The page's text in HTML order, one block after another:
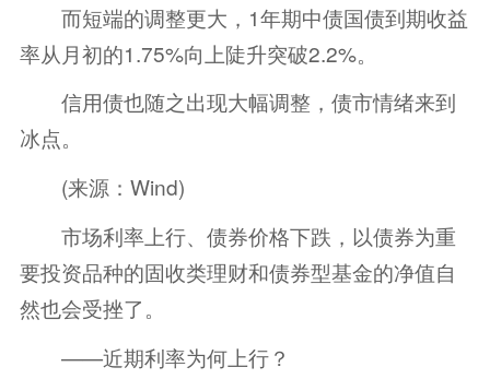
而短端的调整更大，1年期中债国债到期收益
率从月初的1.75%向上陡升突破2.2%。
信用债也随之出现大幅调整，债市情绪来到
冰点。
(来源：Wind)
市场利率上行、债券价格下跌，以债券为重
要投资品种的固收类理财和债券型基金的净值自
然也会受挫了。
——近期利率为何上行？